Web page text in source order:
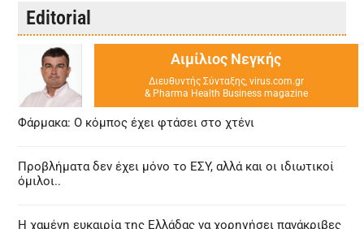
Editorial
Αιμίλιος Νεγκής
Διευθυντής Σύνταξης, virus.com.gr
& Pharma Health Business magazine
Φάρμακα: Ο κόμπος έχει φτάσει στο χτένι
Προβλήματα δεν έχει μόνο το ΕΣΥ, αλλά και οι ιδιωτικοί
όμιλοι..
Η χαμένη ευκαιρία της Ελλάδας να χορηγήσει πανάκριβες